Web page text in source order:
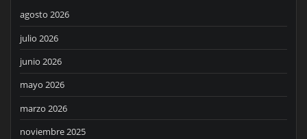
agosto 2026
julio 2026
junio 2026
mayo 2026
marzo 2026
noviembre 2025